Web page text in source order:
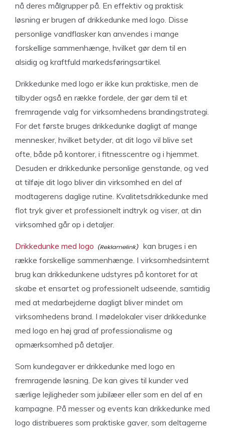
nå deres målgrupper på. En effektiv og praktisk
løsning er brugen af drikkedunke med logo. Disse
personlige vandflasker kan anvendes i mange
forskellige sammenhænge, hvilket gør dem til en
alsidig og kraftfuld markedsføringsartikel.
Drikkedunke med logo er ikke kun praktiske, men de
tilbyder også en række fordele, der gør dem til et
fremragende valg for virksomhedens brandingstrategi.
For det første bruges drikkedunke dagligt af mange
mennesker, hvilket betyder, at dit logo vil blive set
ofte, både på kontorer, i fitnesscentre og i hjemmet.
Desuden er drikkedunke personlige genstande, og ved
at tilføje dit logo bliver din virksomhed en del af
modtagerens daglige rutine. Kvalitetsdrikkedunke med
flot tryk giver et professionelt indtryk og viser, at din
virksomhed går op i detaljer.
Drikkedunke med logo
kan bruges i en
række forskellige sammenhænge. I virksomhedsinternt
brug kan drikkedunkene udstyres på kontoret for at
skabe et ensartet og professionelt udseende, samtidig
med at medarbejderne dagligt bliver mindet om
virksomhedens brand. I mødelokaler viser drikkedunke
med logo en høj grad af professionalisme og
opmærksomhed på detaljer.
Som kundegaver er drikkedunke med logo en
fremragende løsning. De kan gives til kunder ved
særlige lejligheder som jubilæer eller som en del af en
kampagne. På messer og events kan drikkedunke med
logo distribueres som praktiske gaver, som deltagerne